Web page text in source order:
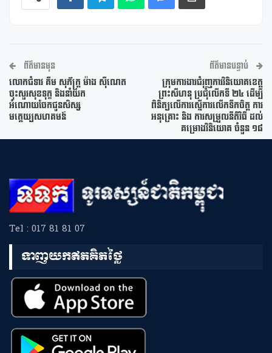
ព័ត៌មានមុន
លោកជំទាវ គីម សុភ័ក្ត្រ ម៉ាង ស៊ីណេត
ចុះសួរសុខទុក្ខ និងនាំយក
អំណោយចែកជូនសិស្ស
មត្តេយ្យសហគមន៍
ព័ត៌មានបន្ទាប់
ក្រុមការងារជំរុញការវិនិយោគខេត្ត
ព្រះសីហនុ ប្រជុំលើកទី ២៤ ដើម្បី
ពិនិត្យលើការស្នើការលើកទឹកចិត្ត ការ
អនុគ្រោះ និង ការសម្រួលនីតិវិធី ដល់
គម្រោងវិនិយោគ ចំនួន ១៨
Tel : 017 81 81 07
ទាញយកឥតគិតថ្លៃ